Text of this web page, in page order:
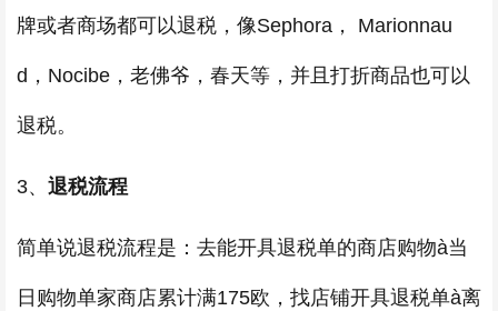
牌或者商场都可以退税，像Sephora， Marionnau
d，Nocibe，老佛爷，春天等，并且打折商品也可以
退税。
3、 退税流程
简单说退税流程是：去能开具退税单的商店购物à当
日购物单家商店累计满175欧，找店铺开具退税单à离